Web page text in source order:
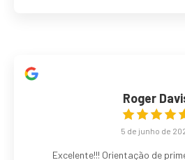
Roger
5 de junho de
Excelente!!! Orientação de